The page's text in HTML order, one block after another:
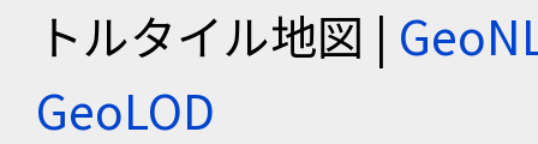
トルタイル地図 |
GeoLOD